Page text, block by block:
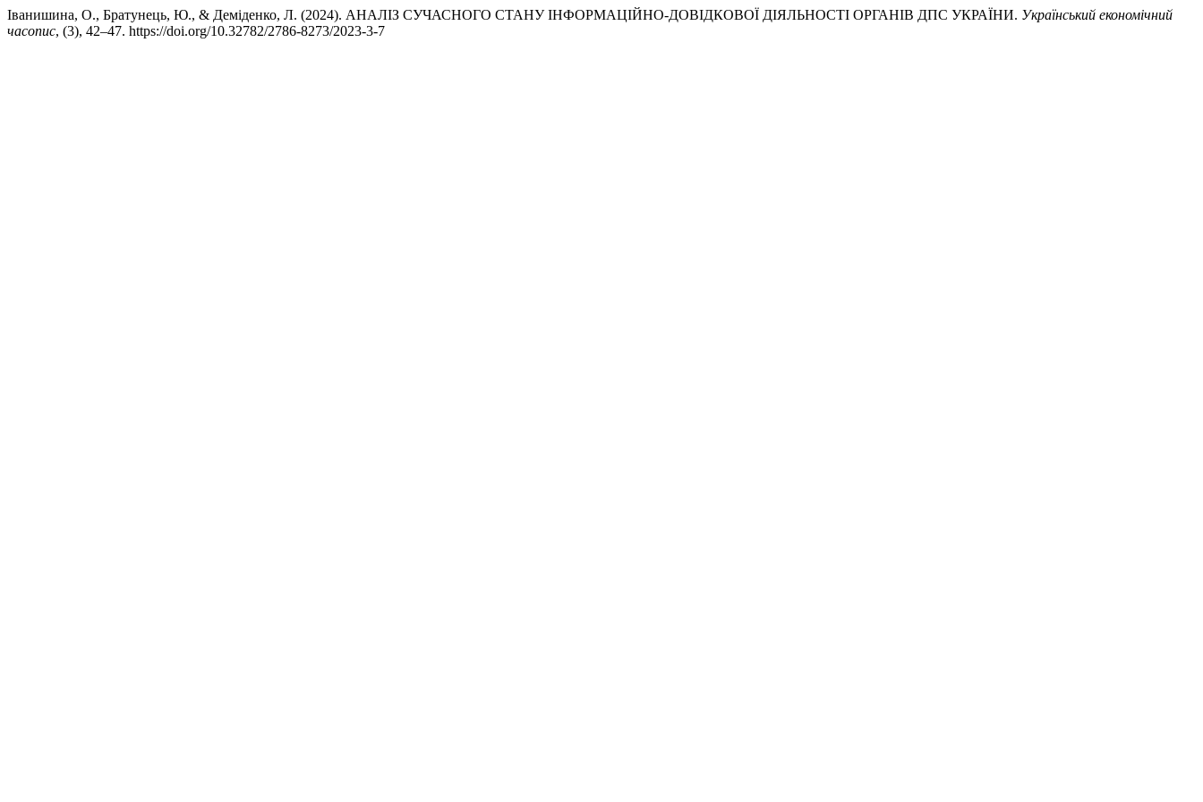
Іванишина, О., Братунець, Ю., & Деміденко, Л. (2024). АНАЛІЗ СУЧАСНОГО СТАНУ ІНФОРМАЦІЙНО-ДОВІДКОВОЇ ДІЯЛЬНОСТІ ОРГАНІВ ДПС УКРАЇНИ. Український економічний
часопис, (3), 42–47. https://doi.org/10.32782/2786-8273/2023-3-7